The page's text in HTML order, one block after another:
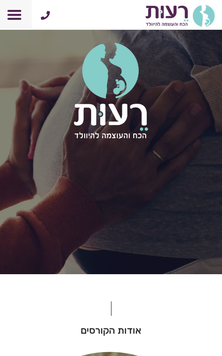
אודות הקורסים
התחברות
0
סל הקניות רכישה
קורס הכנה ללידה אונליין